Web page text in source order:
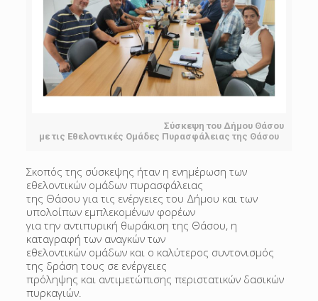
Σύσκεψη του Δήμου Θάσου
με τις Εθελοντικές Ομάδες Πυρασφάλειας της Θάσου
Σκοπός της σύσκεψης ήταν η ενημέρωση των
εθελοντικών ομάδων πυρασφάλειας
της Θάσου για τις ενέργειες του Δήμου και των
υπολοίπων εμπλεκομένων φορέων
για την αντιπυρική θωράκιση της Θάσου, η
καταγραφή των αναγκών των
εθελοντικών ομάδων και ο καλύτερος συντονισμός
της δράση τους σε ενέργειες
πρόληψης και αντιμετώπισης περιστατικών δασικών
πυρκαγιών.